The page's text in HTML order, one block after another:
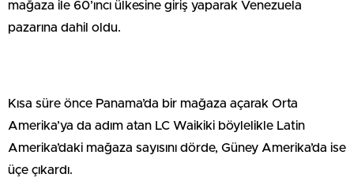
mağaza ile 60’ıncı ülkesine giriş yaparak Venezuela
pazarına dahil oldu.
Kısa süre önce Panama’da bir mağaza açarak Orta
Amerika’ya da adım atan LC Waikiki böylelikle Latin
Amerika’daki mağaza sayısını dörde, Güney Amerika’da ise
üçe çıkardı.